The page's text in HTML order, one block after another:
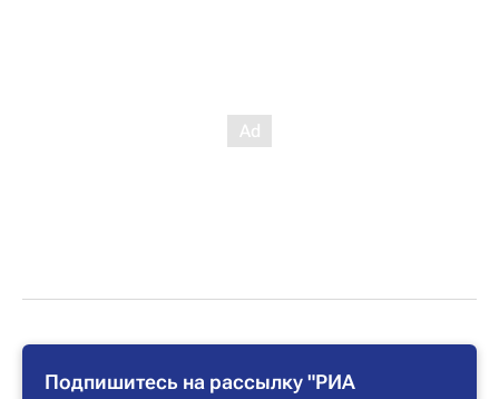
Подпишитесь на рассылку "РИА